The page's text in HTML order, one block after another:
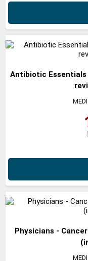
Antibiotic
Physicians -